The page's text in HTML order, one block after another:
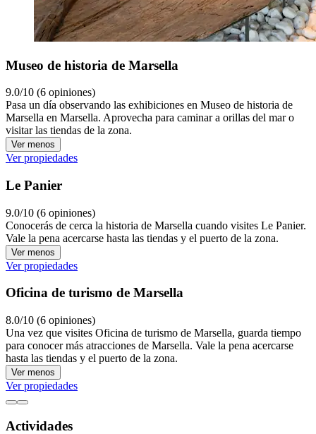
Museo de historia de Marsella
9.0/10 (6 opiniones)
Pasa un día observando las exhibiciones en Museo de historia de
Marsella en Marsella. Aprovecha para caminar a orillas del mar o
visitar las tiendas de la zona.
Ver menos
Ver propiedades
Le Panier
9.0/10 (6 opiniones)
Conocerás de cerca la historia de Marsella cuando visites Le Panier.
Vale la pena acercarse hasta las tiendas y el puerto de la zona.
Ver menos
Ver propiedades
Oficina de turismo de Marsella
8.0/10 (6 opiniones)
Una vez que visites Oficina de turismo de Marsella, guarda tiempo
para conocer más atracciones de Marsella. Vale la pena acercarse
hasta las tiendas y el puerto de la zona.
Ver menos
Ver propiedades
Actividades